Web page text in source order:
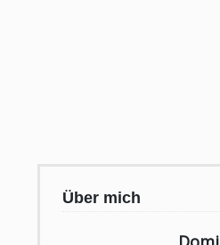
Über mich